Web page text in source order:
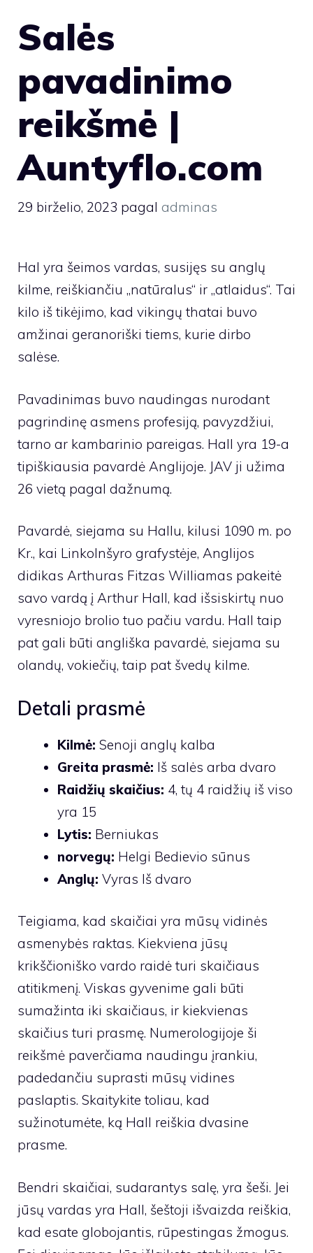
Salės
pavadinimo
reikšmė |
Auntyflo.com
29 birželio, 2023 pagal adminas
Hal yra šeimos vardas, susijęs su anglų
kilme, reiškiančiu „natūralus“ ir „atlaidus“. Tai
kilo iš tikėjimo, kad vikingų thatai buvo
amžinai geranoriški tiems, kurie dirbo
salėse.
Pavadinimas buvo naudingas nurodant
pagrindinę asmens profesiją, pavyzdžiui,
tarno ar kambarinio pareigas. Hall yra 19-a
tipiškiausia pavardė Anglijoje. JAV ji užima
26 vietą pagal dažnumą.
Pavardė, siejama su Hallu, kilusi 1090 m. po
Kr., kai Linkolnšyro grafystėje, Anglijos
didikas Arthuras Fitzas Williamas pakeitė
savo vardą į Arthur Hall, kad išsiskirtų nuo
vyresniojo brolio tuo pačiu vardu. Hall taip
pat gali būti angliška pavardė, siejama su
olandų, vokiečių, taip pat švedų kilme.
Detali prasmė
Kilmė: Senoji anglų kalba
Greita prasmė: Iš salės arba dvaro
Raidžių skaičius: 4, tų 4 raidžių iš viso
yra 15
Lytis: Berniukas
norvegų: Helgi Bedievio sūnus
Anglų: Vyras Iš dvaro
Teigiama, kad skaičiai yra mūsų vidinės
asmenybės raktas. Kiekviena jūsų
krikščioniško vardo raidė turi skaičiaus
atitikmenį. Viskas gyvenime gali būti
sumažinta iki skaičiaus, ir kiekvienas
skaičius turi prasmę. Numerologijoje ši
reikšmė paverčiama naudingu įrankiu,
padedančiu suprasti mūsų vidines
paslaptis. Skaitykite toliau, kad
sužinotumėte, ką Hall reiškia dvasine
prasme.
Bendri skaičiai, sudarantys salę, yra šeši. Jei
jūsų vardas yra Hall, šeštoji išvaizda reiškia,
kad esate globojantis, rūpestingas žmogus.